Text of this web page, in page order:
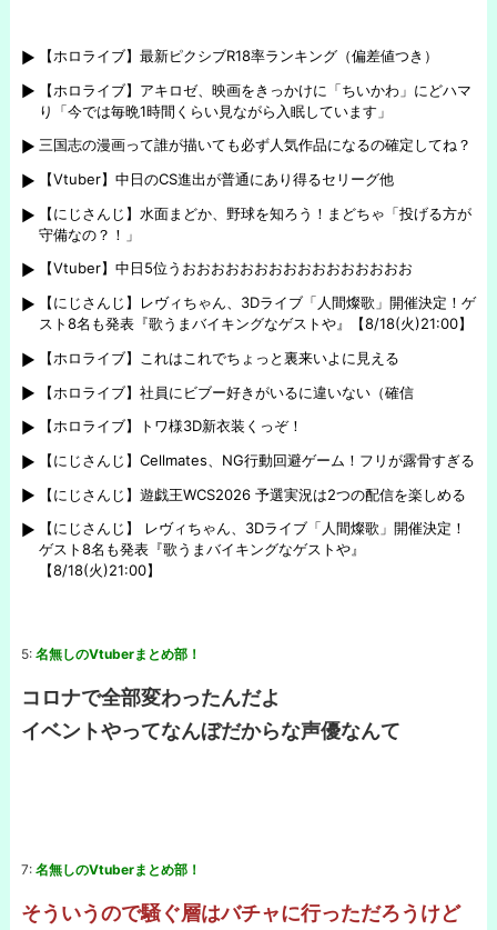
【ホロライブ】最新ピクシブR18率ランキング（偏差値つき）
【ホロライブ】アキロゼ、映画をきっかけに「ちいかわ」にどハマ
り「今では毎晩1時間くらい見ながら入眠しています」
三国志の漫画って誰が描いても必ず人気作品になるの確定してね？
【Vtuber】中日のCS進出が普通にあり得るセリーグ他
【にじさんじ】水面まどか、野球を知ろう！まどちゃ「投げる方が
守備なの？！」
【Vtuber】中日5位うおおおおおおおおおおおおおおおお
【にじさんじ】レヴィちゃん、3Dライブ「人間燦歌」開催決定！ゲ
スト8名も発表『歌うまバイキングなゲストや』【8/18(火)21:00】
【ホロライブ】これはこれでちょっと裏来いよに見える
【ホロライブ】社員にビブー好きがいるに違いない（確信
【ホロライブ】トワ様3D新衣装くっぞ！
【にじさんじ】Cellmates、NG行動回避ゲーム！フリが露骨すぎる
【にじさんじ】遊戯王WCS2026 予選実況は2つの配信を楽しめる
【にじさんじ】 レヴィちゃん、3Dライブ「人間燦歌」開催決定！
ゲスト8名も発表『歌うまバイキングなゲストや』
【8/18(火)21:00】
5: 名無しのVtuberまとめ部！
コロナで全部変わったんだよ
イベントやってなんぼだからな声優なんて
7: 名無しのVtuberまとめ部！
そういうので騒ぐ層はバチャに行っただろうけど